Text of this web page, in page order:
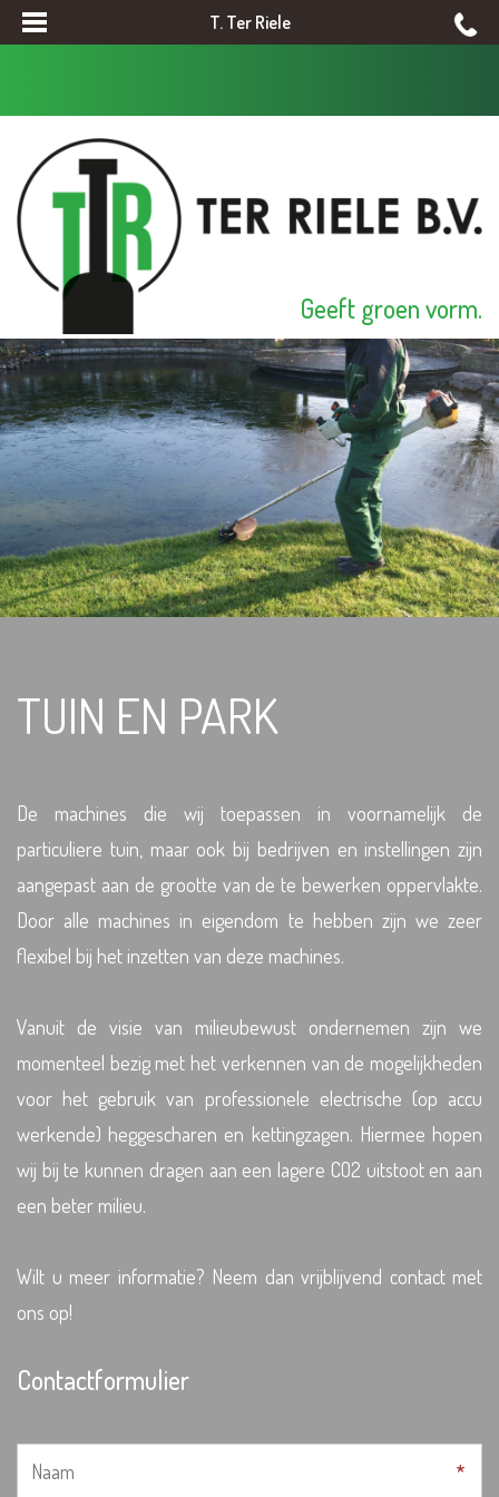
T. Ter Riele
Geeft groen vorm.
TUIN EN PARK
De machines die wij toepassen in voornamelijk de
particuliere tuin, maar ook bij bedrijven en instellingen zijn
aangepast aan de grootte van de te bewerken oppervlakte.
Door alle machines in eigendom te hebben zijn we zeer
flexibel bij het inzetten van deze machines.
Vanuit de visie van milieubewust ondernemen zijn we
momenteel bezig met het verkennen van de mogelijkheden
voor het gebruik van professionele electrische (op accu
werkende) heggescharen en kettingzagen. Hiermee hopen
wij bij te kunnen dragen aan een lagere CO2 uitstoot en aan
een beter milieu.
Wilt u meer informatie? Neem dan vrijblijvend contact met
ons op!
Contactformulier
*
*